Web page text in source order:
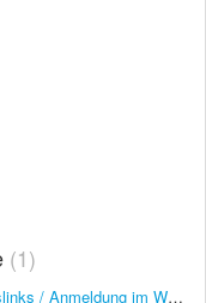
1
Probleme beim Öffnen des Bestätigungslinks / Anmeldung im Webshop